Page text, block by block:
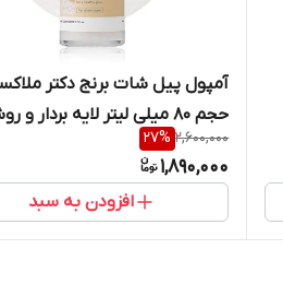
آمپول پیل شات برنج دکتر
حجم ۸۰ میلی لیتر لایه بردار و
کننده
2,600,000
27%
1,890,000
افزودن به سبد